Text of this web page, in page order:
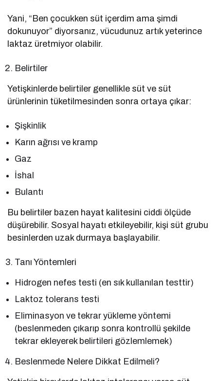
Yani, “Ben çocukken süt içerdim ama şimdi
dokunuyor” diyorsanız, vücudunuz artık yeterince
laktaz üretmiyor olabilir.
Belirtiler
Yetişkinlerde belirtiler genellikle süt ve süt
ürünlerinin tüketilmesinden sonra ortaya çıkar:
Şişkinlik
Karın ağrısı ve kramp
Gaz
İshal
Bulantı
Bu belirtiler bazen hayat kalitesini ciddi ölçüde
düşürebilir. Sosyal hayatı etkileyebilir, kişi süt grubu
besinlerden uzak durmaya başlayabilir.
Tanı Yöntemleri
Hidrogen nefes testi (en sık kullanılan testtir)
Laktoz tolerans testi
Eliminasyon ve tekrar yükleme yöntemi
(beslenmeden çıkarıp sonra kontrollü şekilde
tekrar ekleyerek belirtileri gözlemlemek)
Beslenmede Nelere Dikkat Edilmeli?